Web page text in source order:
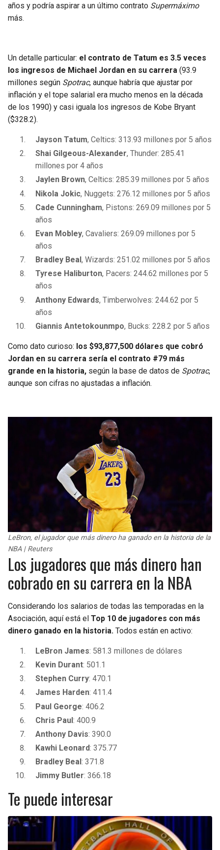
años y podría aspirar a un último contrato Supermáximo
más.
Un detalle particular: el contrato de Tatum es 3.5 veces
los ingresos de Michael Jordan en su carrera (93.9
millones según Spotrac, aunque habría que ajustar por
inflación y el tope salarial era mucho menos en la década
de los 1990) y casi iguala los ingresos de Kobe Bryant
($328.2).
Jayson Tatum, Celtics: 313.93 millones por 5 años
Shai Gilgeous-Alexander, Thunder: 285.41
millones por 4 años
Jaylen Brown, Celtics: 285.39 millones por 5 años
Nikola Jokic, Nuggets: 276.12 millones por 5 años
Cade Cunningham, Pistons: 269.09 millones por 5
años
Evan Mobley, Cavaliers: 269.09 millones por 5
años
Bradley Beal , Wizards: 251.02 millones por 5 años
Tyrese Haliburton, Pacers: 244.62 millones por 5
años
Anthony Edwards, Timberwolves: 244.62 por 5
años
Giannis Antetokounmpo, Bucks: 228.2 por 5 años
Como dato curioso: los $93,877,500 dólares que cobró
Jordan en su carrera sería el contrato #79 más
grande en la historia, según la base de datos de Spotrac,
aunque son cifras no ajustadas a inflación.
LeBron, el jugador que más dinero ha ganado en la historia de la
NBA | Reuters
Los jugadores que más dinero han
cobrado en su carrera en la NBA
Considerando los salarios de todas las temporadas en la
Asociación, aquí está el Top 10 de jugadores con más
dinero ganado en la historia. Todos están en activo:
LeBron James: 581.3 millones de dólares
Kevin Durant: 501.1
Stephen Curry: 470.1
James Harden: 411.4
Paul George: 406.2
Chris Paul: 400.9
Anthony Davis: 390.0
Kawhi Leonard: 375.77
Bradley Beal : 371.8
Jimmy Butler: 366.18
Te puede interesar